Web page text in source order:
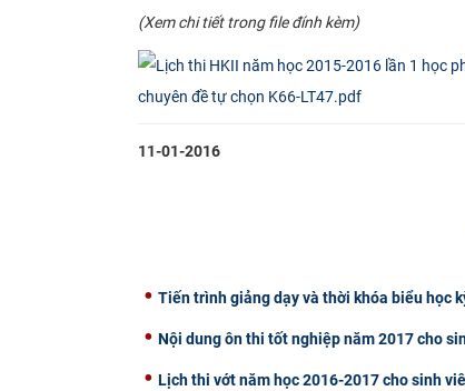
(Xem chi tiết trong file đính kèm)
chuyên đề tự chọn K66-LT47.pdf
11-01-2016
Tiến trình giảng dạy và thời khóa biểu học
Nội dung ôn thi tốt nghiệp năm 2017 cho
Lịch thi vớt năm học 2016-2017 cho sinh